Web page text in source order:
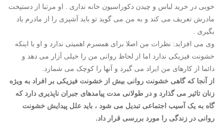
خوبی در خرید لباس و چیدن دکوراسیون خانه نداری . او مرتبا از دستپخت
مادرش تعریف می کند و به من می گوید تو باید آشپزی را از مادرم یاد
بگیری .
وی می افزاید: نظرات من اصلا برای همسرم اهمیتی ندارد و او با اینکه
خشونت فیزیکی ندارد اما از لحاظ روانی من را خیلی آزار می دهد و
دائما از کارهای من ایراد می گیرد و آنها را کوچک می شمارد.
از آنجا که گاهی خشونت روانی بیش از خشونت فیزیکی بر افراد به ویژه
زنان تاثیر می گذارد و در طولانی مدت پیامدهای جبران ناپذیری دارد که
گاه به یک آسیب اجتماعی تبدیل می شود ، باید علل پیدایش خشونت
روانی در زندگی را مورد بررسی قرار داد.